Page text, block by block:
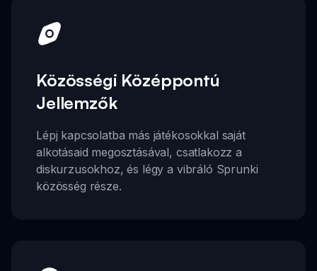
Közösségi Középpontú
Jellemzők
Lépj kapcsolatba más játékosokkal saját
alkotásaid megosztásával, csatlakozz a
diskurzusokhoz, és légy a vibráló Sprunki
közösség része.